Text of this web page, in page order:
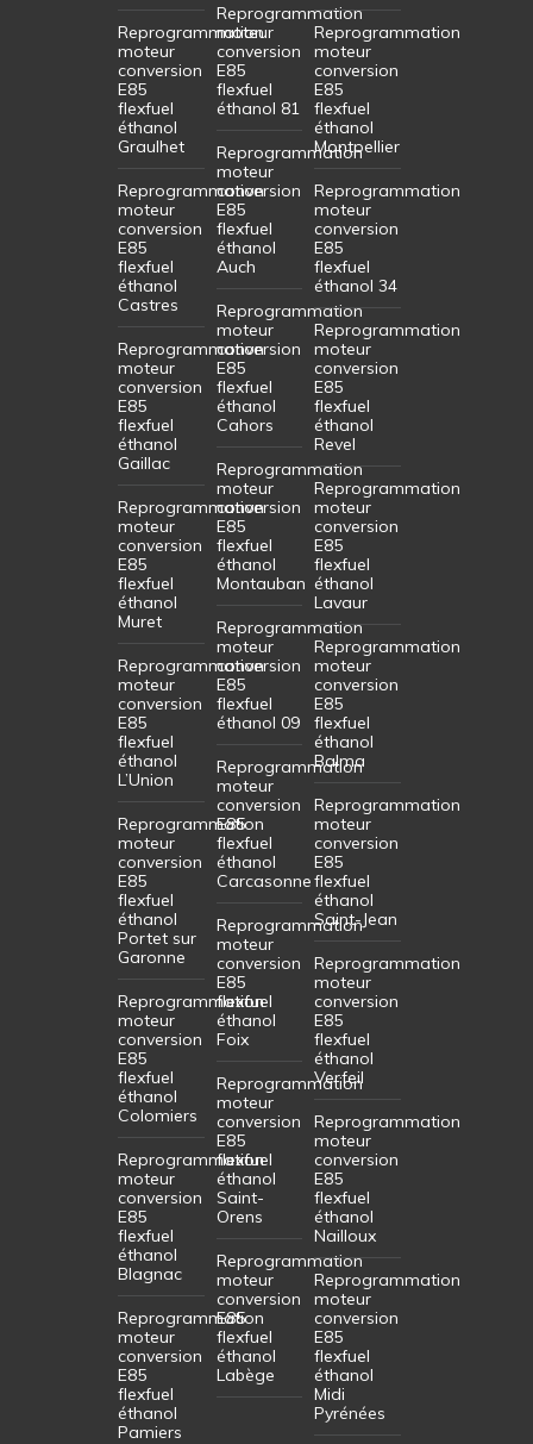
Reprogrammation
moteur
conversion
E85
flexfuel
éthanol
Graulhet
Reprogrammation
moteur
conversion
E85
flexfuel
éthanol
Castres
Reprogrammation
moteur
conversion
E85
flexfuel
éthanol
Gaillac
Reprogrammation
moteur
conversion
E85
flexfuel
éthanol
Muret
Reprogrammation
moteur
conversion
E85
flexfuel
éthanol
L’Union
Reprogrammation
moteur
conversion
E85
flexfuel
éthanol
Portet sur
Garonne
Reprogrammation
moteur
conversion
E85
flexfuel
éthanol
Colomiers
Reprogrammation
moteur
conversion
E85
flexfuel
éthanol
Blagnac
Reprogrammation
moteur
conversion
E85
flexfuel
éthanol
Pamiers
Reprogrammation
moteur
conversion
E85
flexfuel
éthanol 81
Reprogrammation
moteur
conversion
E85
flexfuel
éthanol
Auch
Reprogrammation
moteur
conversion
E85
flexfuel
éthanol
Cahors
Reprogrammation
moteur
conversion
E85
flexfuel
éthanol
Montauban
Reprogrammation
moteur
conversion
E85
flexfuel
éthanol 09
Reprogrammation
moteur
conversion
E85
flexfuel
éthanol
Carcasonne
Reprogrammation
moteur
conversion
E85
flexfuel
éthanol
Foix
Reprogrammation
moteur
conversion
E85
flexfuel
éthanol
Saint-
Orens
Reprogrammation
moteur
conversion
E85
flexfuel
éthanol
Labège
Reprogrammation
moteur
conversion
E85
flexfuel
éthanol
Montpellier
Reprogrammation
moteur
conversion
E85
flexfuel
éthanol 34
Reprogrammation
moteur
conversion
E85
flexfuel
éthanol
Revel
Reprogrammation
moteur
conversion
E85
flexfuel
éthanol
Lavaur
Reprogrammation
moteur
conversion
E85
flexfuel
éthanol
Balma
Reprogrammation
moteur
conversion
E85
flexfuel
éthanol
Saint-Jean
Reprogrammation
moteur
conversion
E85
flexfuel
éthanol
Verfeil
Reprogrammation
moteur
conversion
E85
flexfuel
éthanol
Nailloux
Reprogrammation
moteur
conversion
E85
flexfuel
éthanol
Midi
Pyrénées